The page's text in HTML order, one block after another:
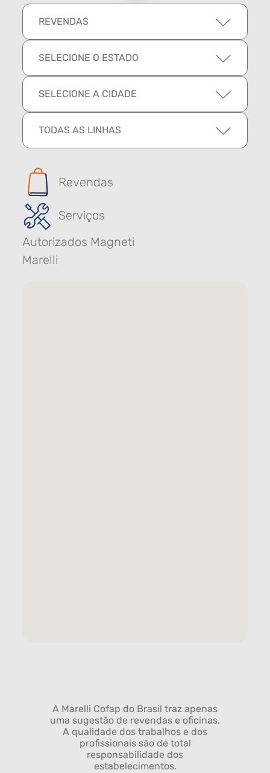
REVENDAS
SELECIONE O ESTADO
SELECIONE A CIDADE
TODAS AS LINHAS
Revendas
Serviços
Autorizados Magneti
Marelli
A Marelli Cofap do Brasil traz apenas
uma sugestão de revendas e oficinas.
A qualidade dos trabalhos e dos
profissionais são de total
responsabilidade dos
estabelecimentos.